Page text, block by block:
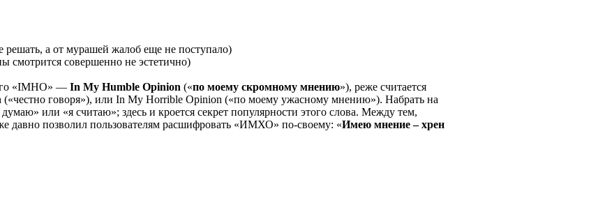
а от мурашей жалоб еще не поступало)
смотрится совершенно не эстетично)
«IMHO» — In My Humble Opinion («по моему скромному мнению»), реже считается
говоря»), или In My Horrible Opinion («по моему ужасному мнению»). Набрать на
или «я считаю»; здесь и кроется секрет популярности этого слова. Между тем,
давно позволил пользователям расшифровать «ИМХО» по-своему: «Имею мнение – хрен